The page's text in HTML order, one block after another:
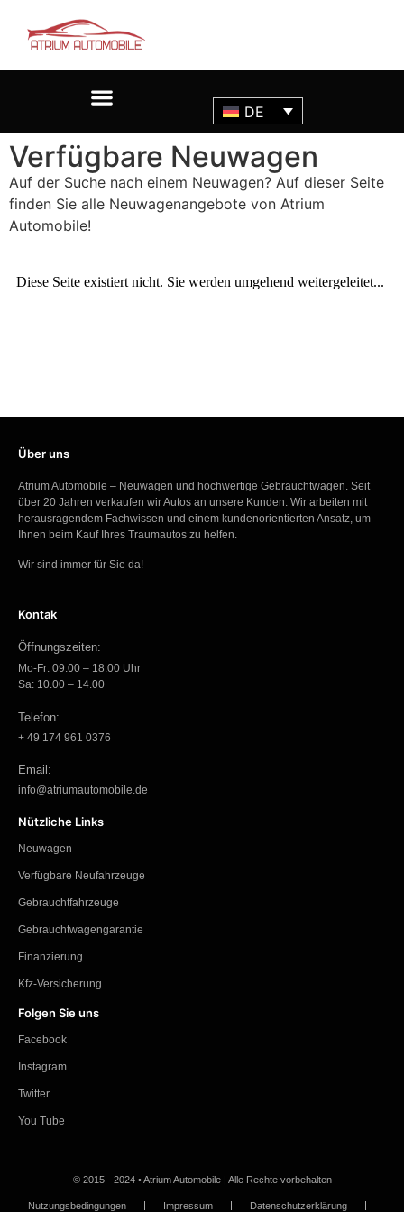
DE
Verfügbare Neuwagen
Auf der Suche nach einem Neuwagen? Auf dieser Seite
finden Sie alle Neuwagenangebote von Atrium
Automobile!
Über uns
Atrium Automobile – Neuwagen und hochwertige Gebrauchtwagen. Seit
über 20 Jahren verkaufen wir Autos an unsere Kunden. Wir arbeiten mit
herausragendem Fachwissen und einem kundenorientierten Ansatz, um
Ihnen beim Kauf Ihres Traumautos zu helfen.
Wir sind immer für Sie da!
Kontak
Öffnungszeiten:
Mo-Fr: 09.00 – 18.00 Uhr
Sa: 10.00 – 14.00
Telefon:
+ 49 174 961 0376
Email:
info@atriumautomobile.de
Nützliche Links
Neuwagen
Verfügbare Neufahrzeuge
Gebrauchtfahrzeuge
Gebrauchtwagengarantie
Finanzierung
Kfz-Versicherung
Folgen Sie uns
Facebook
Instagram
Twitter
You Tube
© 2015 - 2024 • Atrium Automobile | Alle Rechte vorbehalten
Nutzungsbedingungen Impressum Datenschutzerklärung